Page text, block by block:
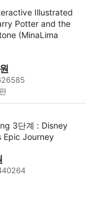
Illustrated
Potter and the
(MinaLima
3단계 : Disney
Epic Journey